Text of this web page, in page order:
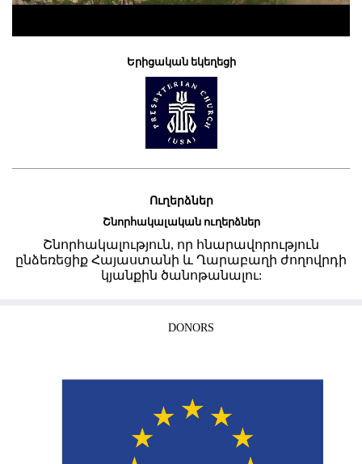
Երիցական եկեղեցի
Ուղերձներ
Շնորհակալական ուղերձներ
Շնորհակալություն, որ հնարավորություն
ընձեռեցիք Հայաստանի և Ղարաբաղի ժողովրդի
կյանքին ծանոթանալու:
DONORS